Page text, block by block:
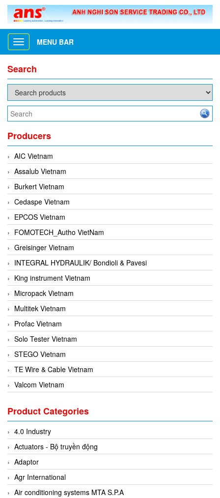
Toggle
navigation
MENU BAR
Search
Producers
AIC Vietnam
Assalub Vietnam
Burkert Vietnam
Cedaspe Vietnam
EPCOS Vietnam
FOMOTECH_Autho VietNam
Greisinger Vietnam
INTEGRAL HYDRAULIK/ Bondioli & Pavesi
King instrument Vietnam
Micropack Vietnam
Multitek Vietnam
Profac Vietnam
Solo Tester Vietnam
STEGO Vietnam
TE Wire & Cable Vietnam
Valcom Vietnam
3CTEST Vietnam
4B VietNam Vietnam
ABB Vietnam
AC Infinity Vietnam
AC&E Telecommunications
AC&T Vietnam
Product Categories
4.0 Industry
Actuators - Bộ truyền động
Adaptor
Agr International
Air conditioning systems MTA S.P.A